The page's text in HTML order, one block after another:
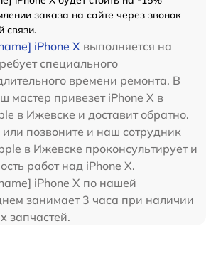
заказа на сайте через звонок
связи.
iPhone X выполняется на
специального
времени ремонта. В
мастер привезет iPhone X в
в Ижевске и доставит обратно.
позвоните и наш сотрудник
в Ижевске проконсультирует и
работ над iPhone X.
iPhone X по нашей
занимает 3 часа при наличии
запчастей.